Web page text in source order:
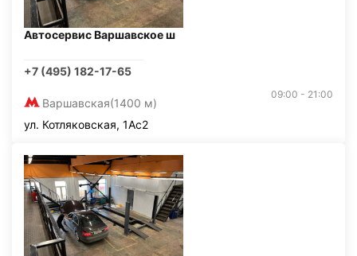
Автосервис Варшавское ш
+7 (495) 182-17-65
Варшавская(1400 м)
09:00 - 21:00
ул. Котляковская, 1Ас2